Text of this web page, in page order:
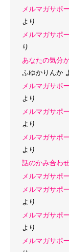
メルマガサポ
より
メルマガサポ
り
あなたの気分
ふゆかりんか
メルマガサポ
より
メルマガサポ
より
メルマガサポ
より
話のかみ合わ
メルマガサポ
メルマガサポ
より
メルマガサポ
より
メルマガサポ